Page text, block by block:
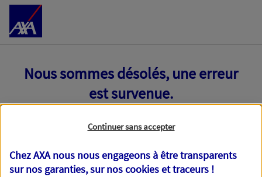
Accéder au Contenu
Nous sommes désolés, une erreur
est survenue.
Continuer sans accepter
Chez AXA nous nous engageons à être transparents
sur nos garanties, sur noscookies et traceurs !